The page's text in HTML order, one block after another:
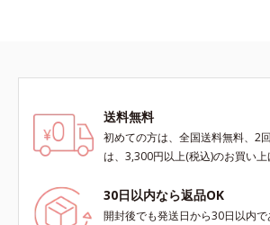
送料無料
初めての方は、全国送料無料、2
は、3,300円以上(税込)のお買い
30日以内なら返品OK
開封後でも発送日から30日以内